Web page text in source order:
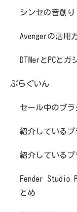
シンセの音創り
Avengerの活用
DTMerとPCとガ
ぷらぐいん
セール中のプ
紹介している
紹介している
Fender Studio
とめ